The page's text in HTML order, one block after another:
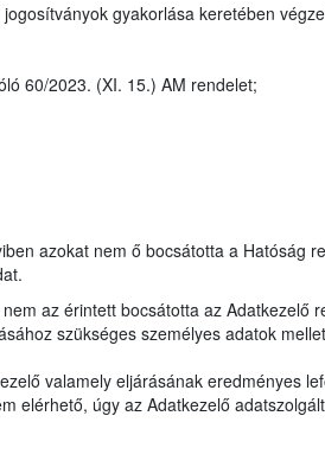
gyakorlása keretében
60/2023. (XI. 15.) AM rendelet;
azokat nem ő bocsátotta a Hatóság
az érintett bocsátotta az Adatkezelő
szükséges személyes adatok
valamely eljárásának eredményes
elérhető, úgy az Adatkezelő